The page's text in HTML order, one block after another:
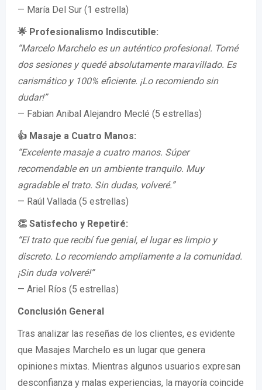
— María Del Sur (1 estrella)
🌟 Profesionalismo Indiscutible:
“Marcelo Marchelo es un auténtico profesional. Tomé
dos sesiones y quedé absolutamente maravillado. Es
carismático y 100% eficiente. ¡Lo recomiendo sin
dudar!”
— Fabian Anibal Alejandro Meclé (5 estrellas)
👍 Masaje a Cuatro Manos:
“Excelente masaje a cuatro manos. Súper
recomendable en un ambiente tranquilo. Muy
agradable el trato. Sin dudas, volveré.”
— Raúl Vallada (5 estrellas)
👏 Satisfecho y Repetiré:
“El trato que recibí fue genial, el lugar es limpio y
discreto. Lo recomiendo ampliamente a la comunidad.
¡Sin duda volveré!”
— Ariel Ríos (5 estrellas)
Conclusión General
Tras analizar las reseñas de los clientes, es evidente
que Masajes Marchelo es un lugar que genera
opiniones mixtas. Mientras algunos usuarios expresan
desconfianza y malas experiencias, la mayoría coincide